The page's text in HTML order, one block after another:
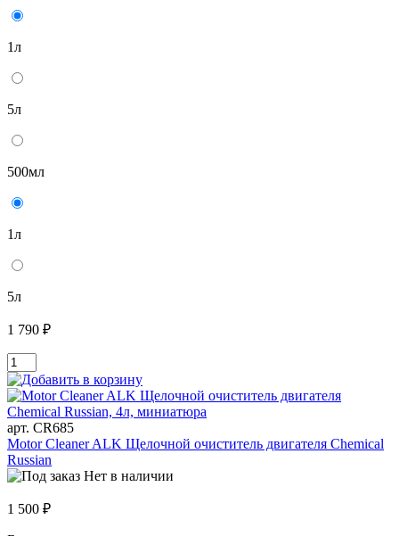
1л
5л
500мл
1л
5л
1 790 ₽
арт. CR685
Motor Cleaner ALK Щелочной очиститель двигателя Chemical
Russian
Нет в наличии
1 500 ₽